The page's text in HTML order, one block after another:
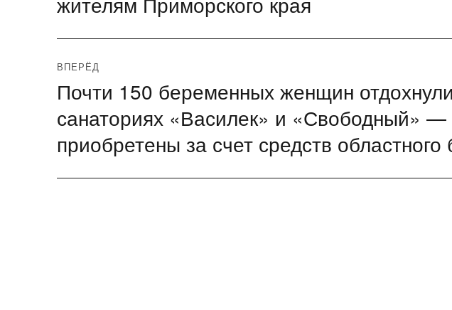
записям
ВПЕРЁД
Следующая
Почти 150 беременных женщин
санаториях «Василек» и «Свободный» —
приобретены за счет средств